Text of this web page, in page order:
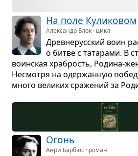
На поле Кули­ко­вом
Александр Блок · цикл
Древ­не­рус­ский воин
о битве с тата­рами. В
воин­ская хра­брость, Родина-
Несмотря на одер­жан­ную
много вели­ких сра­же­ний за
Огонь
Анри Барбюс · роман